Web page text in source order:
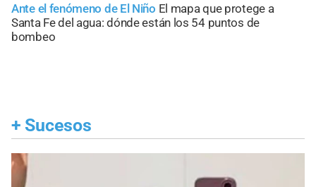
Ante el fenómeno de El Niño El mapa que protege a
Santa Fe del agua: dónde están los 54 puntos de
bombeo
+ Sucesos